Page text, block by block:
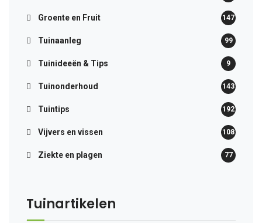
Groente en Fruit 147
Tuinaanleg 99
Tuinideeën & Tips 9
Tuinonderhoud 143
Tuintips 192
Vijvers en vissen 108
Ziekte en plagen 77
Tuinartikelen